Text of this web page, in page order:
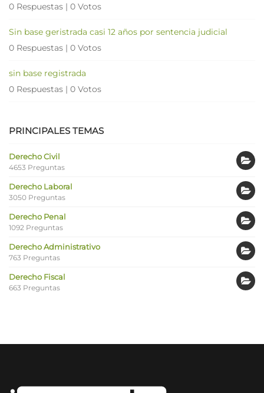
0 Respuestas | 0 Votos
Sin base geristrada casi 12 años por sentencia judicial
0 Respuestas | 0 Votos
sin base registrada
0 Respuestas | 0 Votos
PRINCIPALES TEMAS
Derecho Civil
4653 Preguntas
Derecho Laboral
3050 Preguntas
Derecho Penal
1092 Preguntas
Derecho Administrativo
763 Preguntas
Derecho Fiscal
663 Preguntas